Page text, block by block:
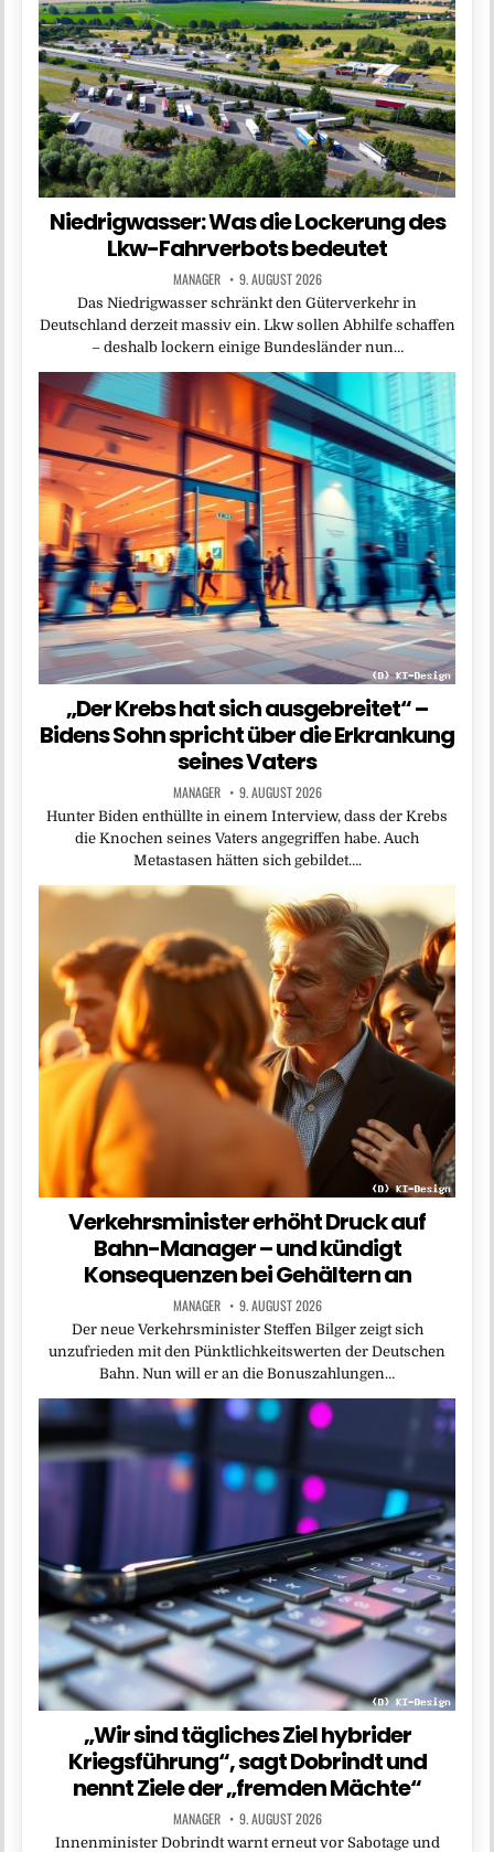
Niedrigwasser: Was die Lockerung des
Lkw-Fahrverbots bedeutet
MANAGER 9. AUGUST 2026
Das Niedrigwasser schränkt den Güterverkehr in
Deutschland derzeit massiv ein. Lkw sollen Abhilfe schaffen
– deshalb lockern einige Bundesländer nun…
„Der Krebs hat sich ausgebreitet“ –
Bidens Sohn spricht über die Erkrankung
seines Vaters
MANAGER 9. AUGUST 2026
Hunter Biden enthüllte in einem Interview, dass der Krebs
die Knochen seines Vaters angegriffen habe. Auch
Metastasen hätten sich gebildet….
Verkehrsminister erhöht Druck auf
Bahn-Manager – und kündigt
Konsequenzen bei Gehältern an
MANAGER 9. AUGUST 2026
Der neue Verkehrsminister Steffen Bilger zeigt sich
unzufrieden mit den Pünktlichkeitswerten der Deutschen
Bahn. Nun will er an die Bonuszahlungen…
„Wir sind tägliches Ziel hybrider
Kriegsführung“, sagt Dobrindt und
nennt Ziele der „fremden Mächte“
MANAGER 9. AUGUST 2026
Innenminister Dobrindt warnt erneut vor Sabotage und